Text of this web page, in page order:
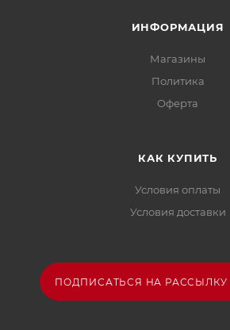
ИНФОРМАЦИЯ
Магазины
Политика
Офертa
КАК КУПИТЬ
Условия оплаты
Условия доставки
ПОДПИСАТЬСЯ НА РАССЫЛКУ